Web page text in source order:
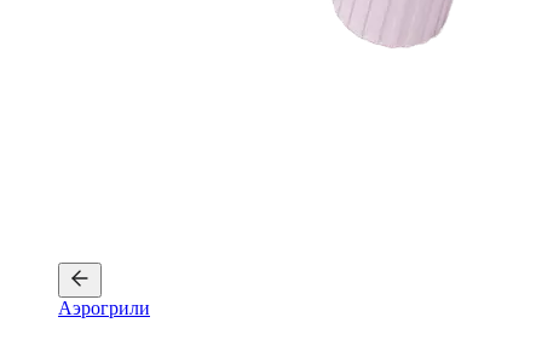
Аэрогрили